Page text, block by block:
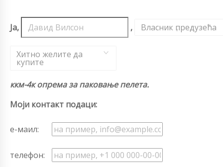
Ја, , Власник предузећа
,
Хитно желите да
купите
ккм-4к опрема за паковање пелета.
Моји контакт подаци:
е-маил:
телефон: